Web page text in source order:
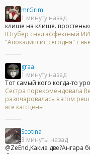
mrGrim
1 минуту назад
клише на клише.
Ютубер снял эффектный
"Апокалипсис сегодня" с
graa
1 минуту назад
Тот самый кого когда-то
Сестра порекомендовала
разочаровалась в этом
все катсцены
Scotina
3 минуты назад
@ZeEnd,Какие две?Ангара